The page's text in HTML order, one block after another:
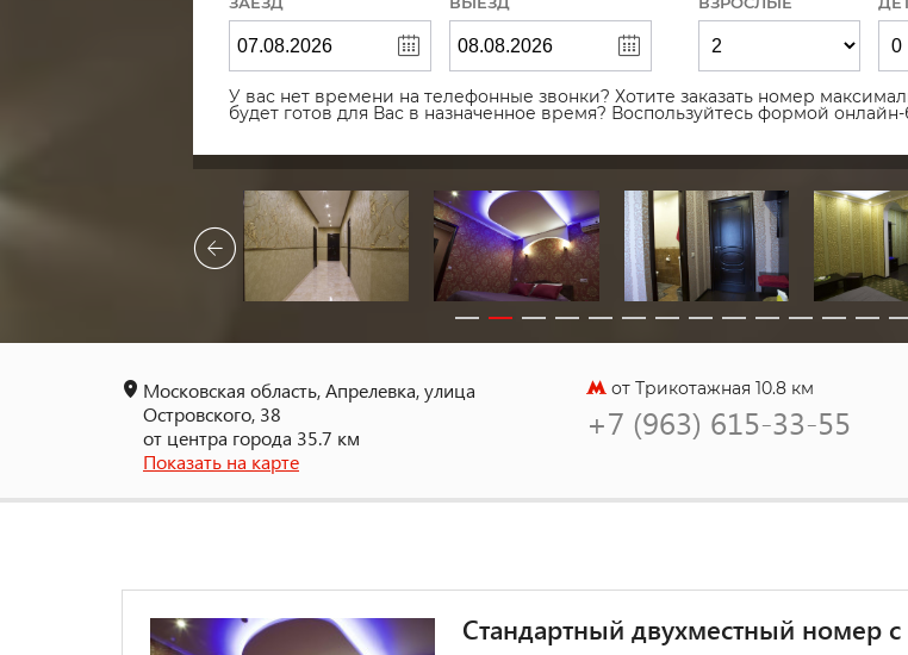
У вас нет времени на телефонные звонки? Хотите заказать номер
будет готов для Вас в назначенное время? Воспользуйтесь формой
Московская область, Апрелевка, улица
Островского, 38
от центра города 35.7 км
Показать на карте
от Трикотажная 10.8 км
+7 (963) 615-33-55
Стандартный двухместный номер